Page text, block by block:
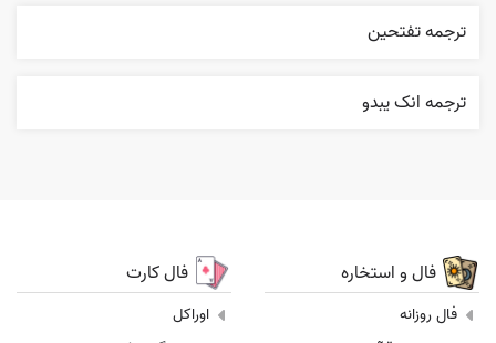
ترجمه تفتحين
ترجمه انک يبدو
فال و استخاره
فال روزانه
فال کارت
اوراکل